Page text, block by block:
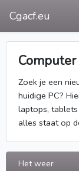
Cgacf.eu
Zoek je een
huidige PC?
laptops,
alles staat op
Het weer